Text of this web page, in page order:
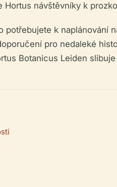
Hortus návštěvníky k
potřebujete k naplánování
pro nedaleké
Botanicus Leiden